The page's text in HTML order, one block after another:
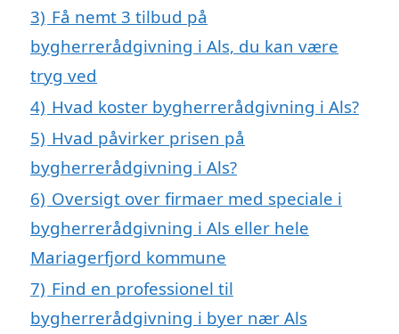
3) Få nemt 3 tilbud på
bygherrerådgivning i Als, du kan være
tryg ved
4) Hvad koster bygherrerådgivning i Als?
5) Hvad påvirker prisen på
bygherrerådgivning i Als?
6) Oversigt over firmaer med speciale i
bygherrerådgivning i Als eller hele
Mariagerfjord kommune
7) Find en professionel til
bygherrerådgivning i byer nær Als